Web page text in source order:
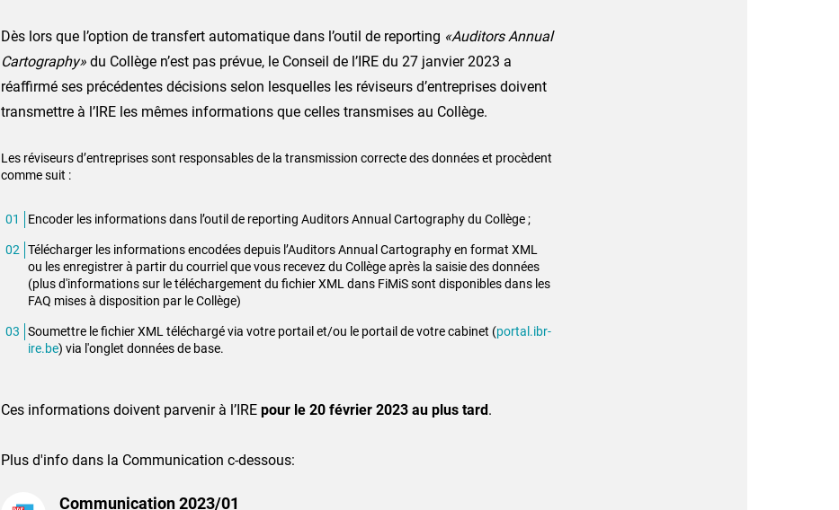
Dès lors que l’option de transfert automatique dans l’outil de reporting «AuditorsAnnual
Cartography» du Collège n’est pas prévue, le Conseil de l’IRE du 27 janvier 2023 a
réaffirmé ses précédentes décisions selon lesquelles les réviseurs d’entreprises doivent
transmettre à l’IRE les mêmes informations que celles transmises au Collège.
Les réviseurs d’entreprises sont responsables de la transmission correcte desdonnées et procèdent
comme suit :
Encoder les informations dans l’outil de reporting Auditors Annual Cartography du Collège ;
Télécharger les informations encodées depuis l’Auditors Annual Cartography en format XML
ou les enregistrer à partir du courriel que vous recevez du Collège après la saisie des données
(plus d'informations sur le téléchargement du fichier XML dans FiMiS sont disponibles dans les
FAQ mises à disposition par le Collège)
Soumettre le fichier XML téléchargé via votre portail et/ou le portail de votre cabinet (portal.ibr-
ire.be) via l'onglet données de base.
Ces informations doivent parvenir à l’IRE pour le 20 février 2023 au plus tard.
Plus d'info dans la Communication c-dessous:
Communication 2023/01